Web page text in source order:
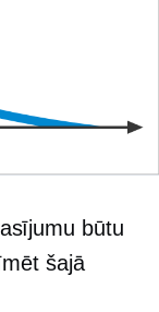
būtu
šajā